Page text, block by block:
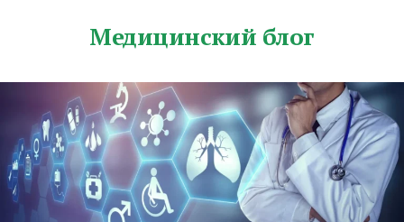
Медицинский блог